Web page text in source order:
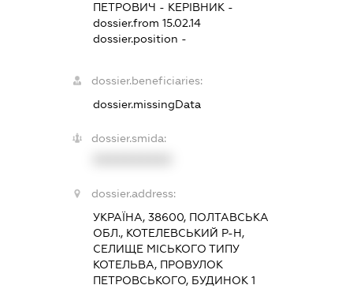
ПЕТРОВИЧ - КЕРІВНИК -
dossier.from 15.02.14
dossier.position -
dossier.beneficiaries:
dossier.missingData
dossier.smida:
dossier.address:
УКРАЇНА, 38600, ПОЛТАВСЬКА
ОБЛ., КОТЕЛЕВСЬКИЙ Р-Н,
СЕЛИЩЕ МІСЬКОГО ТИПУ
КОТЕЛЬВА, ПРОВУЛОК
ПЕТРОВСЬКОГО, БУДИНОК 1